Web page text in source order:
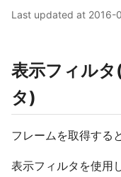
Last updated at 2016-
表示フィル
タ)
フレームを取得する
表示フィルタを使用